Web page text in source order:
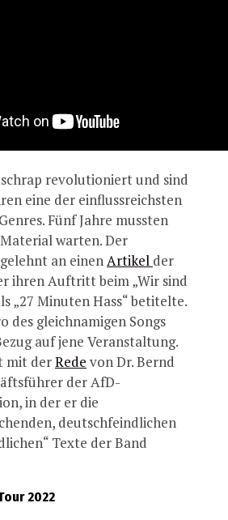
revolutioniert und sind
eine der einflussreichsten
Fünf Jahre mussten
warten. Der
an einen Artikel der
ihren Auftritt beim „Wir sind
„27 Minuten Hass“ betitelte.
des gleichnamigen Songs
auf jene Veranstaltung.
mit derRede von Dr. Bernd
der AfD-
in der er die
deutschfeindlichen
Texte der Band
2022